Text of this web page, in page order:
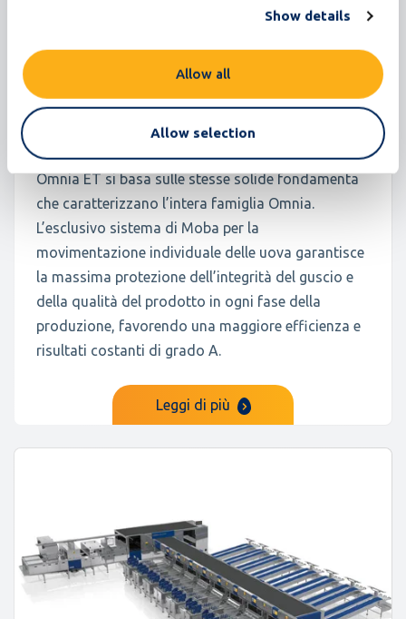
Show details
Allow all
Allow selection
Omnia ET
180.000 uova/ora
Omnia ET si basa sulle stesse solide fondamenta
che caratterizzano l’intera famiglia Omnia.
L’esclusivo sistema di Moba per la
movimentazione individuale delle uova garantisce
la massima protezione dell’integrità del guscio e
della qualità del prodotto in ogni fase della
produzione, favorendo una maggiore efficienza e
risultati costanti di grado A.
Leggi di più